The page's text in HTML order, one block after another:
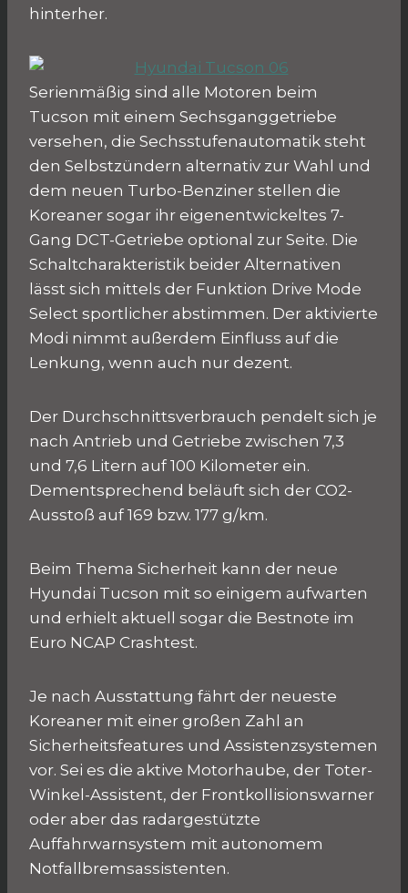
hinterher.
Serienmäßig sind alle Motoren beim
Tucson mit einem Sechsganggetriebe
versehen, die Sechsstufenautomatik steht
den Selbstzündern alternativ zur Wahl und
dem neuen Turbo-Benziner stellen die
Koreaner sogar ihr eigenentwickeltes 7-
Gang DCT-Getriebe optional zur Seite. Die
Schaltcharakteristik beider Alternativen
lässt sich mittels der Funktion Drive Mode
Select sportlicher abstimmen. Der aktivierte
Modi nimmt außerdem Einfluss auf die
Lenkung, wenn auch nur dezent.
Der Durchschnittsverbrauch pendelt sich je
nach Antrieb und Getriebe zwischen 7,3
und 7,6 Litern auf 100 Kilometer ein.
Dementsprechend beläuft sich der CO2-
Ausstoß auf 169 bzw. 177 g/km.
Beim Thema Sicherheit kann der neue
Hyundai Tucson mit so einigem aufwarten
und erhielt aktuell sogar die Bestnote im
Euro NCAP Crashtest.
Je nach Ausstattung fährt der neueste
Koreaner mit einer großen Zahl an
Sicherheitsfeatures und Assistenzsystemen
vor. Sei es die aktive Motorhaube, der Toter-
Winkel-Assistent, der Frontkollisionswarner
oder aber das radargestützte
Auffahrwarnsystem mit autonomem
Notfallbremsassistenten.